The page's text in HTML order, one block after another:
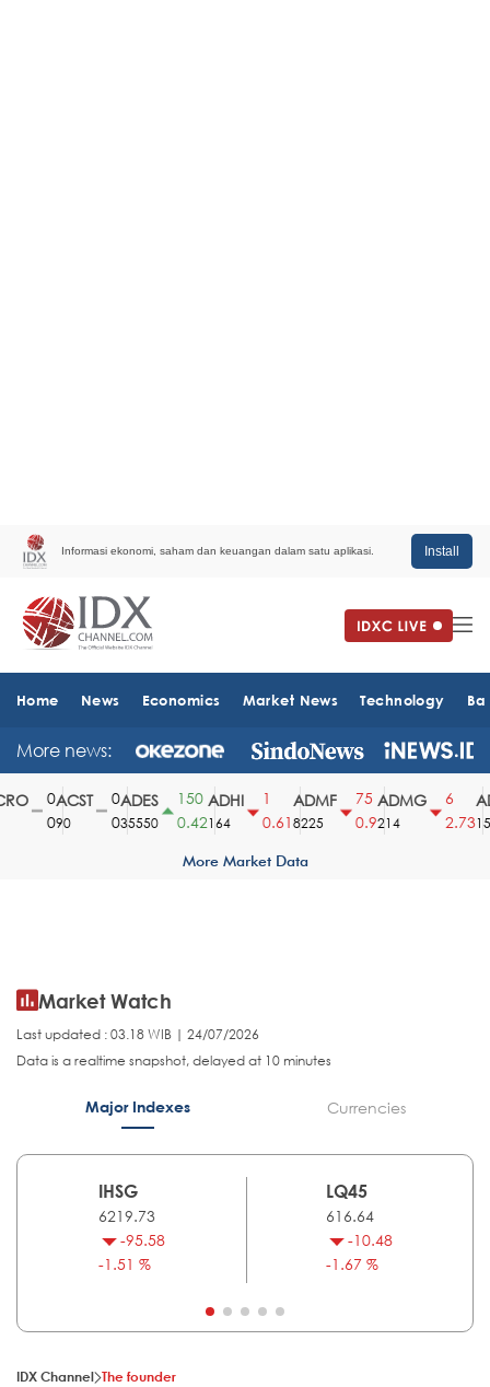
Informasi ekonomi, saham dan keuangan dalam satu aplikasi. Install
Home News Economics Market News Technology
More news:
ACST
90
ADES
35550
150
0.42
ADHI
164
0.61
ADMF
8225
75
0.9
ADMG
214
2.73
More Market Data
Market Watch
Last updated : 03.18 WIB | 24/07/2026
Data is a realtime snapshot, delayed at 10 minutes
Major Indexes Currencies
IHSG
6219.73
-95.58
-1.51 %
LQ45
616.64
-10.48
-1.67 %
IDX Channel The founder